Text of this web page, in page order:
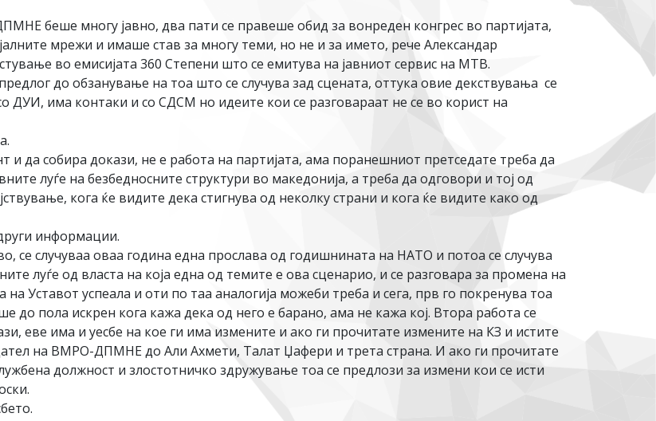
беше многу јавно, два пати се правеше обид за вонреден конгрес во партијата,
мрежи и имаше став за многу теми, но не и за името, рече Александар
во емисијата 360 Степени што се емитува на јавниот сервис на МТВ.
до обзанување на тоа што се случува зад сцената, оттука овие декствувања се
ДУИ, има контаки и со СДСМ но идеите кои се разговараат не се во корист на
и да собира докази, не е работа на партијата, ама поранешниот претседате треба да
луѓе на безбедносните структури во македонија, а треба да одговори и тој од
кога ќе видите дека стигнува од неколку страни и кога ќе видите како од
информации.
се случуваа оваа година една прослава од годишнината на НАТО и потоа се случува
луѓе од власта на која една од темите е ова сценарио, и се разговара за промена на
Уставот успеала и оти по таа аналогија можеби треба и сега, прв го покренува тоа
пола искрен кога кажа дека од него е барано, ама не кажа кој. Втора работа се
еве има и уесбе на кое ги има измените и ако ги прочитате измените на КЗ и истите
на ВМРО-ДПМНЕ до Али Ахмети, Талат Џафери и трета страна. И ако ги прочитате
должност и злостотничко здружување тоа се предлози за измени кои се исти